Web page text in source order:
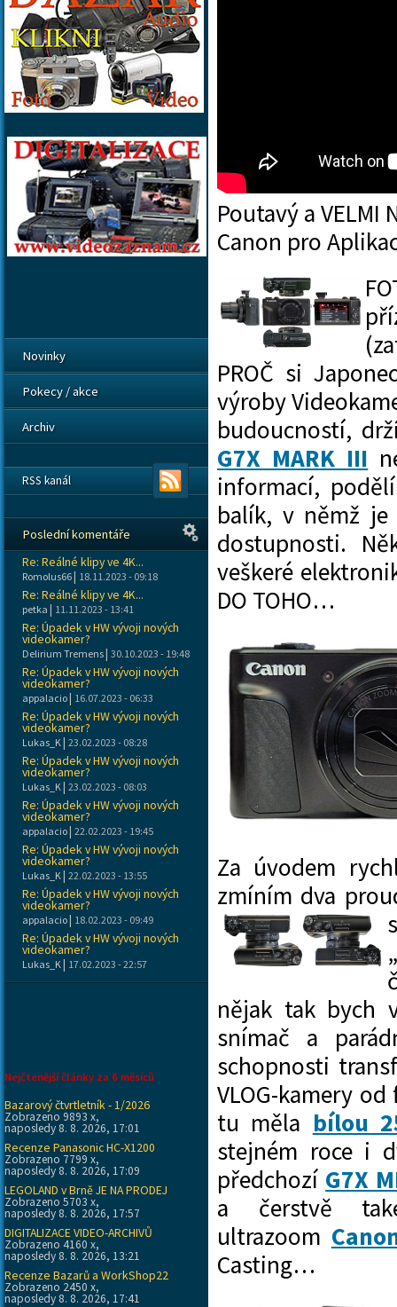
Poutavý a VELMI
Canon pro
PROČ si
výroby
budoucností,
G7X MARK III
informací,
balík, v němž
dostupnosti.
veškeré
DO TOHO…
Za úvodem
zmíním dva
nějak tak bych
snímač a
schopnosti
VLOG-kamery
tu měla bílou
stejném roce i
předchozí G7X
a čerstvě
ultrazoom
Casting…
Novinky
Pokecy / akce
Archiv
RSS kanál
Poslední komentáře
Re: Reálné klipy ve 4K...
Romolus66| 18.11.2023 - 09:18
Re: Reálné klipy ve 4K...
petka | 11.11.2023 - 13:41
Re: Úpadek v HW vývoji nových
videokamer?
Delirium Tremens| 30.10.2023 - 19:48
Re: Úpadek v HW vývoji nových
videokamer?
appalacio| 16.07.2023 - 06:33
Re: Úpadek v HW vývoji nových
videokamer?
Lukas_K | 23.02.2023 - 08:28
Re: Úpadek v HW vývoji nových
videokamer?
Lukas_K | 23.02.2023 - 08:03
Re: Úpadek v HW vývoji nových
videokamer?
appalacio| 22.02.2023 - 19:45
Re: Úpadek v HW vývoji nových
videokamer?
Lukas_K | 22.02.2023 - 13:55
Re: Úpadek v HW vývoji nových
videokamer?
appalacio| 18.02.2023 - 09:49
Re: Úpadek v HW vývoji nových
videokamer?
Lukas_K | 17.02.2023 - 22:57
Nejčtenější články za 6 měsíců
Bazarový čtvrtletník - 1/2026
Zobrazeno 9893 x,
naposledy 8. 8. 2026, 17:01
Recenze Panasonic HC-X1200
Zobrazeno 7799 x,
naposledy 8. 8. 2026, 17:09
LEGOLAND v Brně JE NA PRODEJ
Zobrazeno 5703 x,
naposledy 8. 8. 2026, 17:57
DIGITALIZACE VIDEO-ARCHIVŮ
Zobrazeno 4160 x,
naposledy 8. 8. 2026, 13:21
Recenze Bazarů a WorkShop22
Zobrazeno 2450 x,
naposledy 8. 8. 2026, 17:41